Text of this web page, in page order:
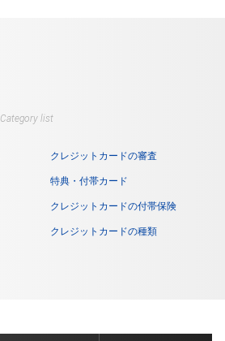
Category list
クレジットカードの審査
特典・付帯カード
クレジットカードの付帯保険
クレジットカードの種類